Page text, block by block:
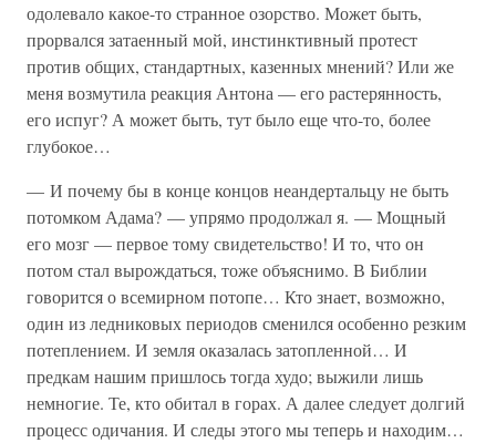
одолевало какое-то странное озорство. Может быть,
прорвался затаенный мой, инстинктивный протест
против общих, стандартных, казенных мнений? Или же
меня возмутила реакция Антона — его растерянность,
его испуг? А может быть, тут было еще что-то, более
глубокое…
— И почему бы в конце концов неандертальцу не быть
потомком Адама? — упрямо продолжал я. — Мощный
его мозг — первое тому свидетельство! И то, что он
потом стал вырождаться, тоже объяснимо. В Библии
говорится о всемирном потопе… Кто знает, возможно,
один из ледниковых периодов сменился особенно резким
потеплением. И земля оказалась затопленной… И
предкам нашим пришлось тогда худо; выжили лишь
немногие. Те, кто обитал в горах. А далее следует долгий
процесс одичания. И следы этого мы теперь и находим…